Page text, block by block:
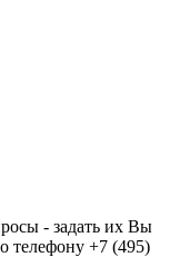
- задать их Вы
телефону +7 (495)